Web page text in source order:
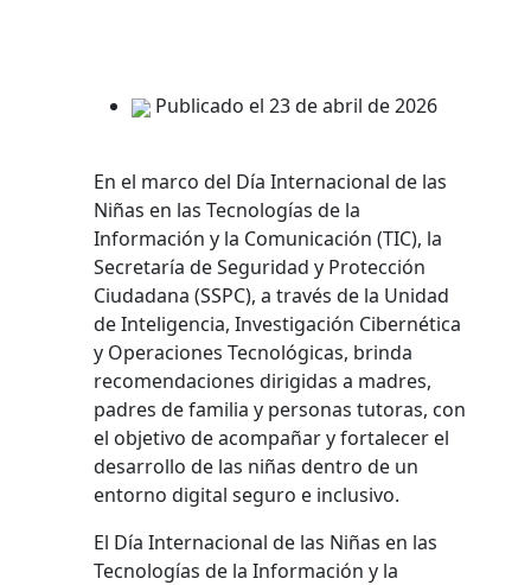
Publicado el 23 de abril de 2026
En el marco del Día Internacional de las
Niñas en las Tecnologías de la
Información y la Comunicación (TIC), la
Secretaría de Seguridad y Protección
Ciudadana (SSPC), a través de la Unidad
de Inteligencia, Investigación Cibernética
y Operaciones Tecnológicas, brinda
recomendaciones dirigidas a madres,
padres de familia y personas tutoras, con
el objetivo de acompañar y fortalecer el
desarrollo de las niñas dentro de un
entorno digital seguro e inclusivo.
El Día Internacional de las Niñas en las
Tecnologías de la Información y la